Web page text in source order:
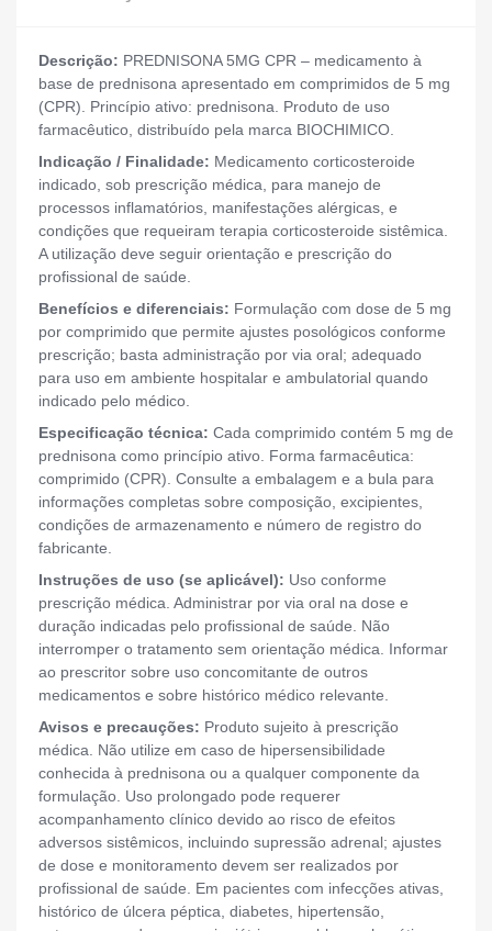
Descrição: PREDNISONA 5MG CPR – medicamento à
base de prednisona apresentado em comprimidos de 5 mg
(CPR). Princípio ativo: prednisona. Produto de uso
farmacêutico, distribuído pela marca BIOCHIMICO.
Indicação / Finalidade: Medicamento corticosteroide
indicado, sob prescrição médica, para manejo de
processos inflamatórios, manifestações alérgicas, e
condições que requeiram terapia corticosteroide sistêmica.
A utilização deve seguir orientação e prescrição do
profissional de saúde.
Benefícios e diferenciais: Formulação com dose de 5 mg
por comprimido que permite ajustes posológicos conforme
prescrição; basta administração por via oral; adequado
para uso em ambiente hospitalar e ambulatorial quando
indicado pelo médico.
Especificação técnica: Cada comprimido contém 5 mg de
prednisona como princípio ativo. Forma farmacêutica:
comprimido (CPR). Consulte a embalagem e a bula para
informações completas sobre composição, excipientes,
condições de armazenamento e número de registro do
fabricante.
Instruções de uso (se aplicável): Uso conforme
prescrição médica. Administrar por via oral na dose e
duração indicadas pelo profissional de saúde. Não
interromper o tratamento sem orientação médica. Informar
ao prescritor sobre uso concomitante de outros
medicamentos e sobre histórico médico relevante.
Avisos e precauções: Produto sujeito à prescrição
médica. Não utilize em caso de hipersensibilidade
conhecida à prednisona ou a qualquer componente da
formulação. Uso prolongado pode requerer
acompanhamento clínico devido ao risco de efeitos
adversos sistêmicos, incluindo supressão adrenal; ajustes
de dose e monitoramento devem ser realizados por
profissional de saúde. Em pacientes com infecções ativas,
histórico de úlcera péptica, diabetes, hipertensão,